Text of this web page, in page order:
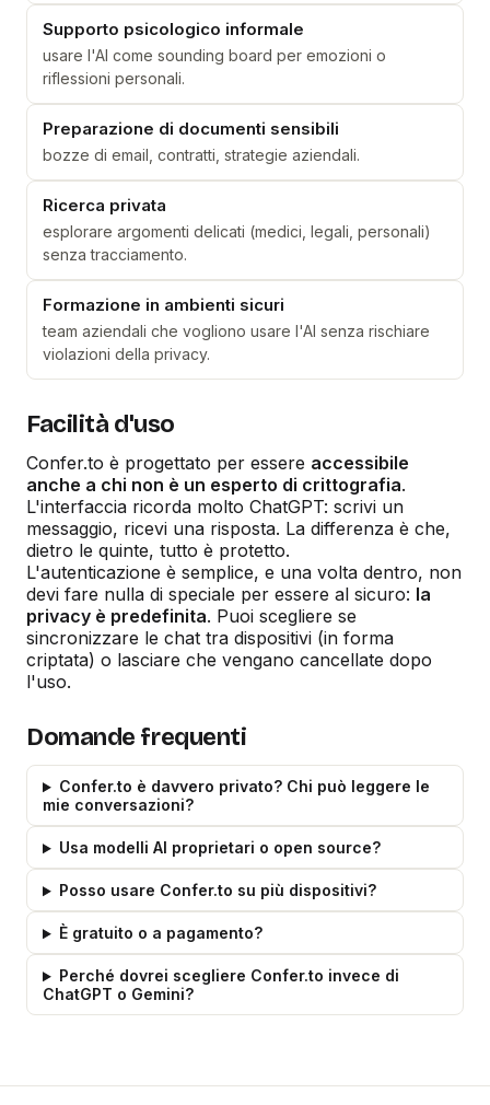
Supporto psicologico informale
usare l'AI come sounding board per emozioni o
riflessioni personali.
Preparazione di documenti sensibili
bozze di email, contratti, strategie aziendali.
Ricerca privata
esplorare argomenti delicati (medici, legali, personali)
senza tracciamento.
Formazione in ambienti sicuri
team aziendali che vogliono usare l'AI senza rischiare
violazioni della privacy.
Facilità d'uso
Confer.to è progettato per essere accessibile
anche a chi non è un esperto di crittografia.
L'interfaccia ricorda molto ChatGPT: scrivi un
messaggio, ricevi una risposta. La differenza è che,
dietro le quinte, tutto è protetto.
L'autenticazione è semplice, e una volta dentro, non
devi fare nulla di speciale per essere al sicuro: la
privacy è predefinita. Puoi scegliere se
sincronizzare le chat tra dispositivi (in forma
criptata) o lasciare che vengano cancellate dopo
l'uso.
Domande frequenti
Confer.to è davvero privato? Chi può leggere le
mie conversazioni?
Usa modelli AI proprietari o open source?
Posso usare Confer.to su più dispositivi?
È gratuito o a pagamento?
Perché dovrei scegliere Confer.to invece di
ChatGPT o Gemini?